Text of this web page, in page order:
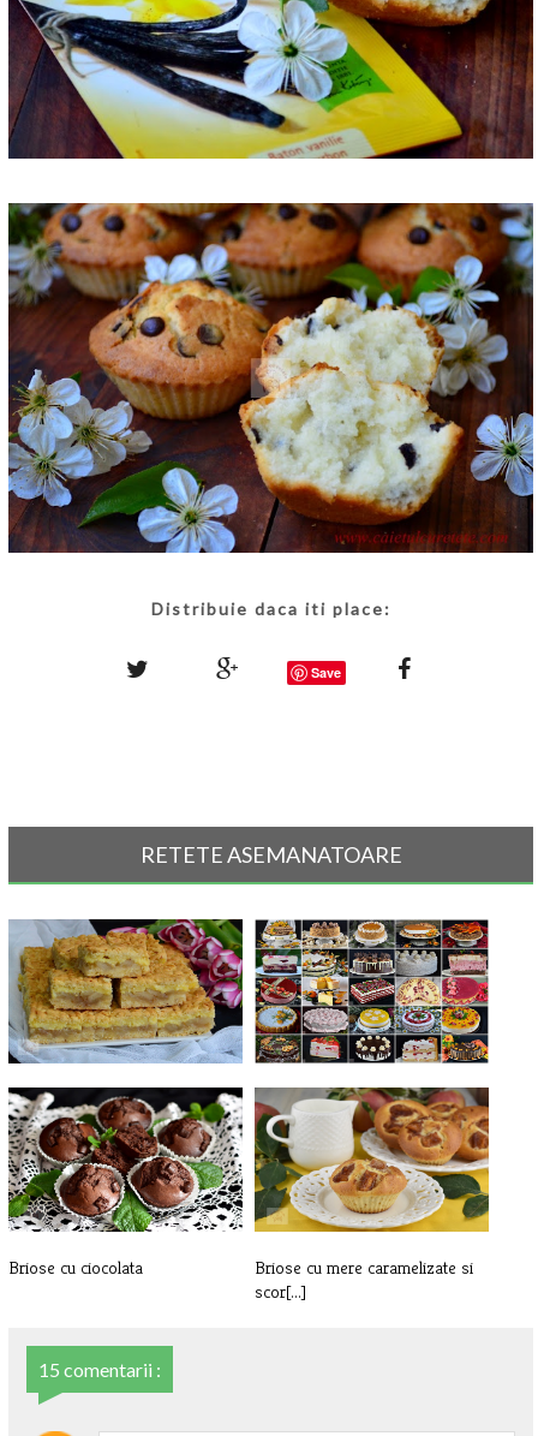
Distribuie daca iti place:
Save
RETETE ASEMANATOARE
Sharlotka, prajitura poloneza cu
me[...]
RETETE DE TORT
Briose cu ciocolata
Briose cu mere caramelizate si
scor[...]
15 comentarii :